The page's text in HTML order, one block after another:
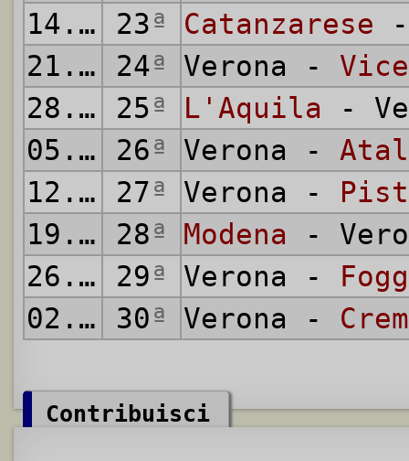
14.04.1935
23ª Catanzarese -
21.04.1935
24ª Verona -
28.04.1935
25ª L'Aquila -
05.05.1935
26ª Verona -
12.05.1935
27ª Verona -
19.05.1935
28ª Modena -
26.05.1935
29ª Verona -
02.06.1935
30ª Verona -
Contribuisci